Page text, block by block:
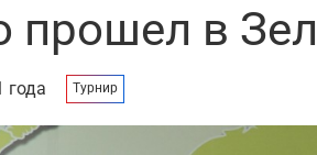
прошел в
года Турнир